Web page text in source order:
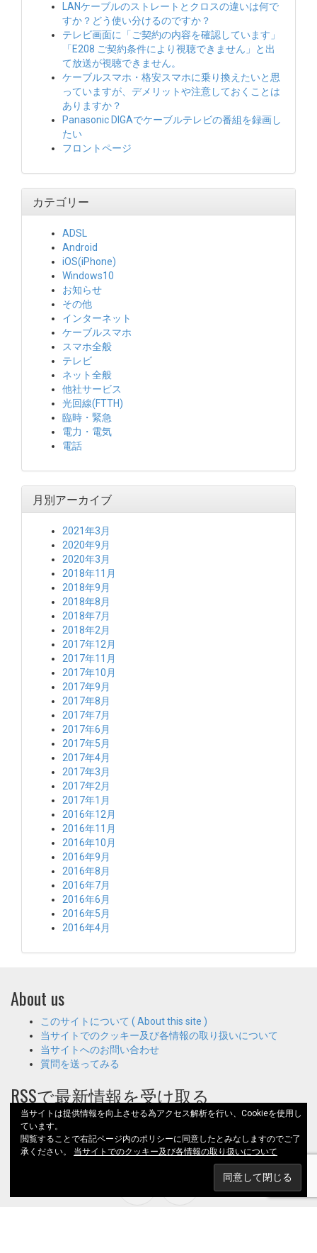
LANケーブルのストレートとクロスの違いは何で
すか？どう使い分けるのですか？
テレビ画面に「ご契約の内容を確認しています」
「E208 ご契約条件により視聴できません」と出
て放送が視聴できません。
ケーブルスマホ・格安スマホに乗り換えたいと思
っていますが、デメリットや注意しておくことは
ありますか？
Panasonic DIGAでケーブルテレビの番組を録画し
たい
フロントページ
カテゴリー
ADSL
Android
iOS(iPhone)
Windows10
お知らせ
その他
インターネット
ケーブルスマホ
スマホ全般
テレビ
ネット全般
他社サービス
光回線(FTTH)
臨時・緊急
電力・電気
電話
月別アーカイブ
2021年3月
2020年9月
2020年3月
2018年11月
2018年9月
2018年8月
2018年7月
2018年2月
2017年12月
2017年11月
2017年10月
2017年9月
2017年8月
2017年7月
2017年6月
2017年5月
2017年4月
2017年3月
2017年2月
2017年1月
2016年12月
2016年11月
2016年10月
2016年9月
2016年8月
2016年7月
2016年6月
2016年5月
2016年4月
About us
このサイトについて ( About this site )
当サイトでのクッキー及び各情報の取り扱いについて
当サイトへのお問い合わせ
質問を送ってみる
RSSで最新情報を受け取る
RSS - 投稿
StayConnected
当サイトは提供情報を向上させる為アクセス解析を行い、Cookieを使用し
ています。
閲覧することで右記ページ内のポリシーに同意したとみなしますのでご了
承ください。 当サイトでのクッキー及び各情報の取り扱いについて